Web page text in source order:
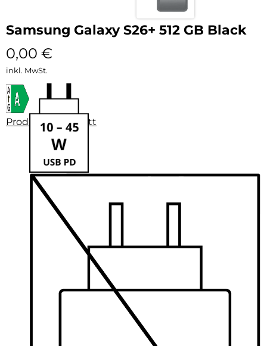
Samsung Galaxy S26+ 512 GB Black
0,00 €
inkl. MwSt.
Produktdatenblatt